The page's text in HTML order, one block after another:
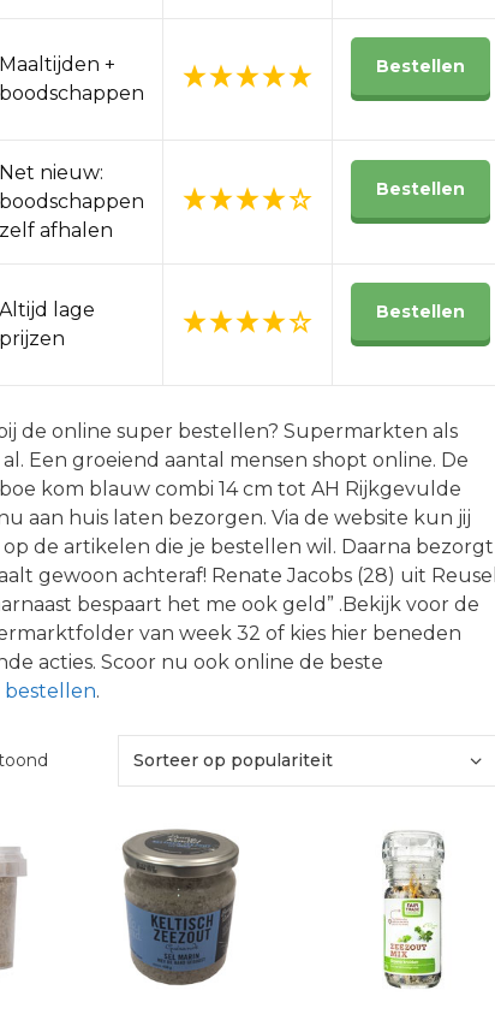
Maaltijden +
boodschappen
Bestellen
Net nieuw:
boodschappen
zelf afhalen
Bestellen
Altijd lage
prijzen
Bestellen
de online super bestellen? Supermarkten als
Een groeiend aantal mensen shopt online. De
kom blauw combi 14 cm tot AH Rijkgevulde
aan huis laten bezorgen. Via de website kun jij
de artikelen die je bestellen wil. Daarna bezorgt
gewoon achteraf! Renate Jacobs (28) uit Reusel
bespaart het me ook geld” .Bekijk voor de
van week 32 of kies hier beneden
acties. Scoor nu ook online de beste
bestellen.
Gesorteerd